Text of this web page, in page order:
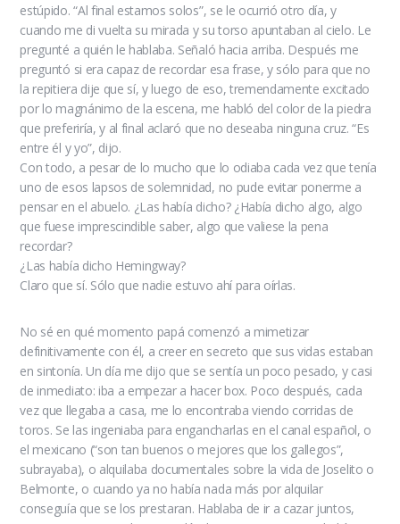
estúpido. “Al final estamos solos”, se le ocurrió otro día, y
cuando me di vuelta su mirada y su torso apuntaban al cielo. Le
pregunté a quién le hablaba. Señaló hacia arriba. Después me
preguntó si era capaz de recordar esa frase, y sólo para que no
la repitiera dije que sí, y luego de eso, tremendamente excitado
por lo magnánimo de la escena, me habló del color de la piedra
que preferiría, y al final aclaró que no deseaba ninguna cruz. “Es
entre él y yo”, dijo.
Con todo, a pesar de lo mucho que lo odiaba cada vez que tenía
uno de esos lapsos de solemnidad, no pude evitar ponerme a
pensar en el abuelo. ¿Las había dicho? ¿Había dicho algo, algo
que fuese imprescindible saber, algo que valiese la pena
recordar?
¿Las había dicho Hemingway?
Claro que sí. Sólo que nadie estuvo ahí para oírlas.
No sé en qué momento papá comenzó a mimetizar
definitivamente con él, a creer en secreto que sus vidas estaban
en sintonía. Un día me dijo que se sentía un poco pesado, y casi
de inmediato: iba a empezar a hacer box. Poco después, cada
vez que llegaba a casa, me lo encontraba viendo corridas de
toros. Se las ingeniaba para engancharlas en el canal español, o
el mexicano (“son tan buenos o mejores que los gallegos”,
subrayaba), o alquilaba documentales sobre la vida de Joselito o
Belmonte, o cuando ya no había nada más por alquilar
conseguía que se los prestaran. Hablaba de ir a cazar juntos,